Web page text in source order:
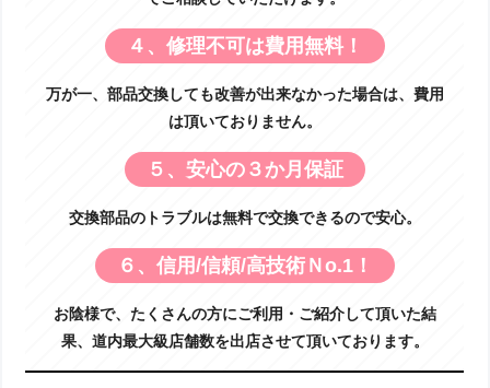
４、修理不可は費用無料！
万が一、部品交換しても改善が出来なかった場合は、費用
は頂いておりません。
５、安心の３か月保証
交換部品のトラブルは無料で交換できるので安心。
６、信用/信頼/高技術Ｎo.1！
お陰様で、たくさんの方にご利用・ご紹介して頂いた結
果、道内最大級店舗数を出店させて頂いております。